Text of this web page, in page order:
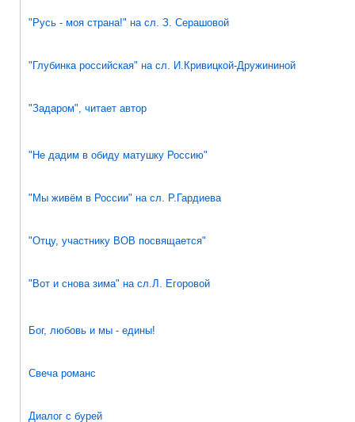
"Русь - моя страна!" на сл. З. Серашовой
"Глубинка российская" на сл. И.Кривицкой-Дружининой
"Задаром", читает автор
"Не дадим в обиду матушку Россию"
"Мы живём в России" на сл. Р.Гардиева
"Отцу, участнику ВОВ посвящается"
"Вот и снова зима" на сл.Л. Егоровой
Бог, любовь и мы - едины!
Свеча романс
Диалог с бурей